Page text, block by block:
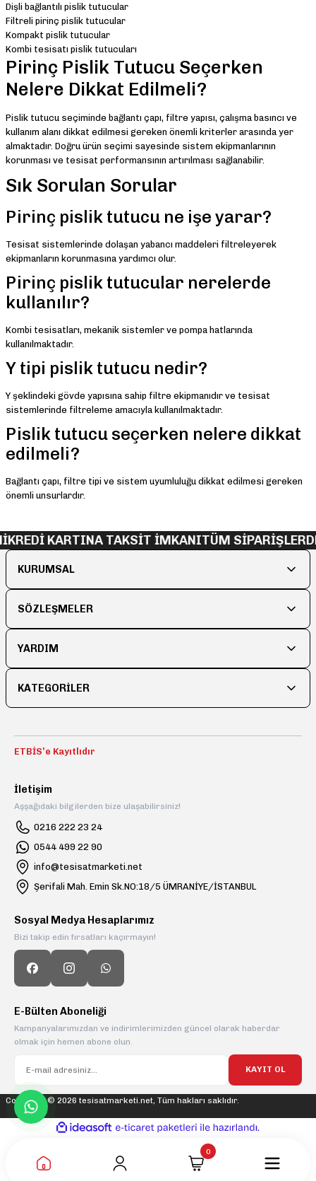
Dişli bağlantılı pislik tutucular
Filtreli pirinç pislik tutucular
Kompakt pislik tutucular
Kombi tesisatı pislik tutucuları
Pirinç Pislik Tutucu Seçerken
Nelere Dikkat Edilmeli?
Pislik tutucu seçiminde bağlantı çapı, filtre yapısı, çalışma basıncı ve
kullanım alanı dikkat edilmesi gereken önemli kriterler arasında yer
almaktadır. Doğru ürün seçimi sayesinde sistem ekipmanlarının
korunması ve tesisat performansının artırılması sağlanabilir.
Sık Sorulan Sorular
Pirinç pislik tutucu ne işe yarar?
Tesisat sistemlerinde dolaşan yabancı maddeleri filtreleyerek
ekipmanların korunmasına yardımcı olur.
Pirinç pislik tutucular nerelerde
kullanılır?
Kombi tesisatları, mekanik sistemler ve pompa hatlarında
kullanılmaktadır.
Y tipi pislik tutucu nedir?
Y şeklindeki gövde yapısına sahip filtre ekipmanıdır ve tesisat
sistemlerinde filtreleme amacıyla kullanılmaktadır.
Pislik tutucu seçerken nelere dikkat
edilmeli?
Bağlantı çapı, filtre tipi ve sistem uyumluluğu dikkat edilmesi gereken
önemli unsurlardır.
KREDİ KARTINA TAKSİT İMKANITÜM
KURUMSAL
SÖZLEŞMELER
YARDIM
KATEGORİLER
ETBİS’e Kayıtlıdır
İletişim
Aşşağıdaki bilgilerden bize ulaşabilirsiniz!
0216 222 23 24
0544 499 22 90
info@tesisatmarketi.net
Şerifali Mah. Emin Sk.NO:18/5 ÜMRANİYE/İSTANBUL
Sosyal Medya Hesaplarımız
Bizi takip edin fırsatları kaçırmayın!
E-Bülten Aboneliği
Kampanyalarımızdan ve indirimlerimizden güncel olarak haberdar
olmak için hemen abone olun.
KAYIT OL
Copyright © 2026 tesisatmarketi.net, Tüm hakları saklıdır.
0
ideasoft
e-
paketleri